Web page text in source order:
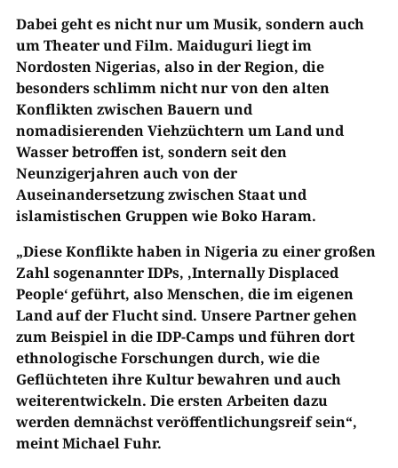
Dabei geht es nicht nur um Musik, sondern auch
um Theater und Film. Maiduguri liegt im
Nordosten Nigerias, also in der Region, die
besonders schlimm nicht nur von den alten
Konflikten zwischen Bauern und
nomadisierenden Viehzüchtern um Land und
Wasser betroffen ist, sondern seit den
Neunzigerjahren auch von der
Auseinandersetzung zwischen Staat und
islamistischen Gruppen wie Boko Haram.
„Diese Konflikte haben in Nigeria zu einer großen
Zahl sogenannter IDPs, ‚Internally Displaced
People‘ geführt, also Menschen, die im eigenen
Land auf der Flucht sind. Unsere Partner gehen
zum Beispiel in die IDP-Camps und führen dort
ethnologische Forschungen durch, wie die
Geflüchteten ihre Kultur bewahren und auch
weiterentwickeln. Die ersten Arbeiten dazu
werden demnächst veröffentlichungsreif sein“,
meint Michael Fuhr.